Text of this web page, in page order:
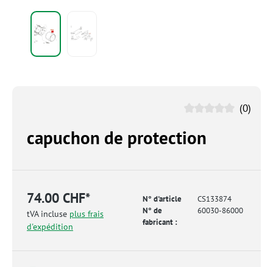
(0)
capuchon de protection
74.00 CHF*
tVA incluse plus frais
d'expédition
N° d'article
CS133874
N° de
fabricant :
60030-86000